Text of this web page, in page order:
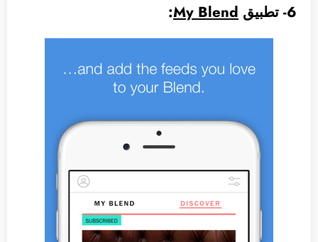
6- تطبيق My Blend
: